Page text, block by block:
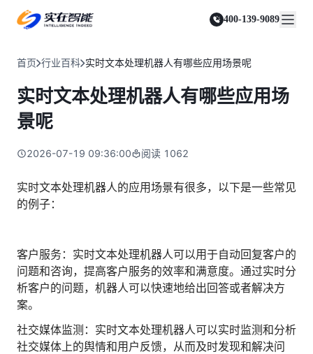
400-139-9089
人人都会用的智能体
智能文档审阅平台
实在 RPA 机器人
可靠的机器人终端
实在 RPA 控制器
强大的智能中枢
全面支持国产信创生态
实在取数宝
一键提数整合，洞察更高效
通信运营商
零售电商
跨境电商
能源及制造业
医药行业
更多行业客户
金融
运营商
客服坐席 | 自动跟单 | 系统运维 | 智能审核
店铺运营 | 私域运营 | 数据运营 | 仓储管理
统计税务 | 行政审批 | 基层减负 | 优化营商
烟草
制造业
订单生成 | 库存管控 | 物流监控 | 风险监测
司法
人才数字化
人才培养 | 智能教具 | 智能实训 | 课程共创
资源与支持
实在学院
智能体市场
合作伙伴
客户支持
关于实在
媒体报道
视频动态
加入我们
首页 行业百科 实时文本处理机器人有哪些应用场景呢
实时文本处理机器人有哪些应用场
景呢
2026-07-19 09:36:00 阅读 1062
实时文本处理机器人的应用场景有很多，以下是一些常见
的例子：
客户服务：实时文本处理机器人可以用于自动回复客户的
问题和咨询，提高客户服务的效率和满意度。通过实时分
析客户的问题，机器人可以快速地给出回答或者解决方
案。
社交媒体监测：实时文本处理机器人可以实时监测和分析
社交媒体上的舆情和用户反馈，从而及时发现和解决问